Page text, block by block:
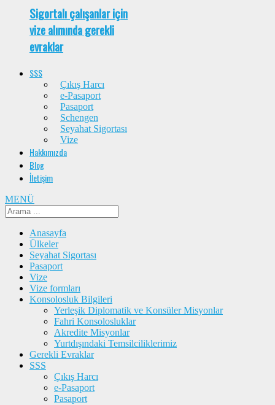
Sigortalı çalışanlar için
vize alımında gerekli
evraklar
SSS
Çıkış Harcı
e-Pasaport
Pasaport
Schengen
Seyahat Sigortası
Vize
Hakkımızda
Blog
İletişim
MENÜ
Anasayfa
Ülkeler
Seyahat Sigortası
Pasaport
Vize
Vize formları
Konsolosluk Bilgileri
Yerleşik Diplomatik ve Konsüler Misyonlar
Fahri Konsolosluklar
Akredite Misyonlar
Yurtdışındaki Temsilciliklerimiz
Gerekli Evraklar
SSS
Çıkış Harcı
e-Pasaport
Pasaport